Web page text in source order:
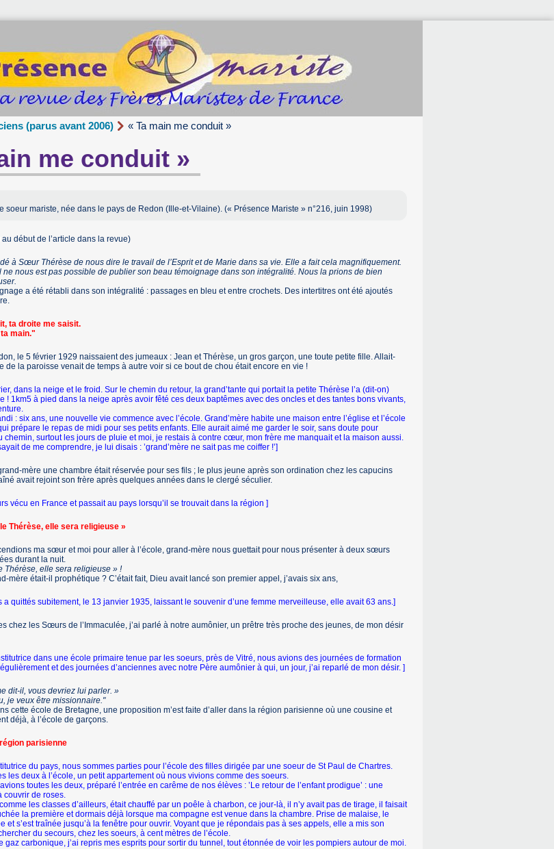
(parus avant 2006) « Ta main me conduit »
me conduit »
soeur mariste, née dans le pays de Redon (Ille-et-Vilaine). (« Présence Mariste » n°216, juin 1998)
début de l’article dans la revue)
à Sœur Thérèse de nous dire le travail de l’Esprit et de Marie dans sa vie. Elle a fait cela magnifiquement.
ne nous est pas possible de publier son beau témoignage dans son intégralité. Nous la prions de bien
a été rétabli dans son intégralité : passages en bleu et entre crochets. Des intertitres ont été ajoutés
ta droite me saisit.
main."
le 5 février 1929 naissaient des jumeaux : Jean et Thérèse, un gros garçon, une toute petite fille. Allait-
de la paroisse venait de temps à autre voir si ce bout de chou était encore en vie !
dans la neige et le froid. Sur le chemin du retour, la grand’tante qui portait la petite Thérèse l’a (dit-on)
! 1km5 à pied dans la neige après avoir fêté ces deux baptêmes avec des oncles et des tantes bons vivants,
: six ans, une nouvelle vie commence avec l’école. Grand’mère habite une maison entre l’église et l’école
prépare le repas de midi pour ses petits enfants. Elle aurait aimé me garder le soir, sans doute pour
chemin, surtout les jours de pluie et moi, je restais à contre cœur, mon frère me manquait et la maison aussi.
de me comprendre, je lui disais : ’grand’mère ne sait pas me coiffer !’]
mère une chambre était réservée pour ses fils ; le plus jeune après son ordination chez les capu­cins
avait rejoint son frère après quelques années dans le clergé séculier.
vécu en France et passait au pays lorsqu’il se trouvait dans la région ]
Thérèse, elle sera religieuse »
ma sœur et moi pour aller à l’école, grand-mère nous guettait pour nous pré­senter à deux sœurs
durant la nuit.
Thérèse, elle sera religieuse » !
mère était-il pro­phétique ? C’était fait, Dieu avait lancé son premier appel, j’avais six ans,
quittés subitement, le 13 janvier 1935, laissant le souvenir d’une femme merveilleuse, elle avait 63 ans.]
chez les Sœurs de l’Immaculée, j’ai parlé à notre aumônier, un prêtre très proche des jeunes, de mon désir
dans une école primaire tenue par les soeurs, près de Vitré, nous avions des journées de formation
et des journées d’anciennes avec notre Père aumônier à qui, un jour, j’ai reparlé de mon désir. ]
dit-il, vous devriez lui parler. »
je veux être mis­sionnaire."
cette école de Bretagne, une proposition m’est faite d’aller dans la région pari­sienne où une cousine et
déjà, à l’école de garçons.
parisienne
du pays, nous sommes parties pour l’école des filles dirigée par une soeur de St Paul de Chartres.
les deux à l’école, un petit appartement où nous vivions comme des soeurs.
toutes les deux, préparé l’entrée en carême de nos élèves : ’Le retour de l’enfant prodigue’ : une
couvrir de roses.
les classes d’ailleurs, était chauffé par un poêle à charbon, ce jour-là, il n’y avait pas de tirage, il faisait
la première et dormais déjà lorsque ma compagne est venue dans la chambre. Prise de malaise, le
et s’est traînée jusqu’à la fenêtre pour ouvrir. Voyant que je répondais pas à ses appels, elle a mis son
du secours, chez les soeurs, à cent mètres de l’école.
gaz carbonique, j’ai repris mes esprits pour sortir du tunnel, tout étonnée de voir les pompiers autour de moi.